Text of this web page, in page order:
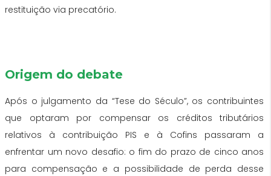
restituição via precatório.
Origem do debate
Após o julgamento da “Tese do Século”, os contribuintes
que optaram por compensar os créditos tributários
relativos à contribuição PIS e à Cofins passaram a
enfrentar um novo desafio: o fim do prazo de cinco anos
para compensação e a possibilidade de perda desse